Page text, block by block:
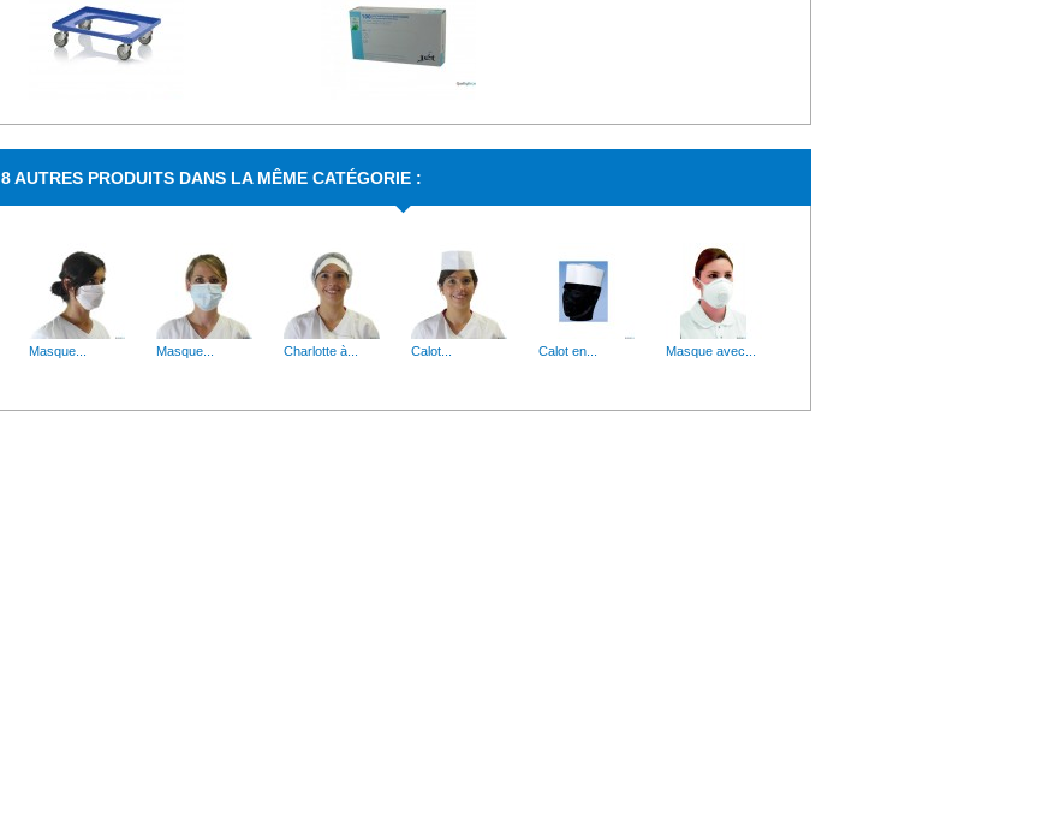
Socle...
Plate forme roulante pour bacs, 4 roues en...
Gants...
Gants de protection nitrile bleu non poudrés....
Gants latex...
Gants latex poudrés - disponible dans plusieurs...
Gants Latex...
GANTS LATEX NON POUDRÉS Boite de 100 Gants
8 AUTRES PRODUITS DANS LA MÊME CATÉGORIE :
Masque... Masque... Charlotte à... Calot... Calot en... Masque avec...